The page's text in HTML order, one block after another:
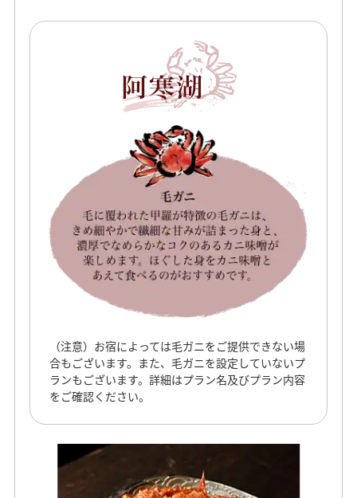
（注意）お宿によっては毛ガニをご提供できない場
合もございます。また、毛ガニを設定していないプ
ランもございます。詳細はプラン名及びプラン内容
をご確認ください。